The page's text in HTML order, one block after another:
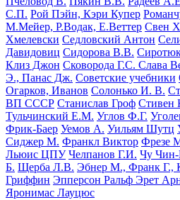
С.П. Рой Пэйн, Кэри Купер
М.Мейер, Р.Водак, Е.Веттер Свен
Хмелевски Седловский Антон
Давидовиц Сидорова В.В.
Клиз Джон Сковорода Г.С. Слава
Э., Панас Дж. Советские учебники
Огарков, Иванов Солонько И. В.
ВП СССР Станислав Гроф Стивен
Тульчинский Е.М. Углов Ф.Г.
Фрик-Баер Уемов А. Уильям Шутц
Сиджер М. Франкл Виктор Фрезе
Льюис ЦПУ Челпанов Г.И. Чу
Б. Щерба Л.В. Эбнер М., Франк Г.,
Гриффин Эпперсон Ральф Эрет
Яронимас Лауцюс